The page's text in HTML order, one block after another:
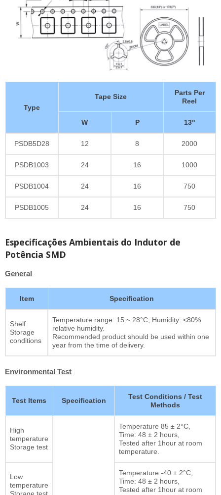
Type
Tape Size
Parts Per
Reel
W P 13"
PSDB5D28 12 8 2000
PSDB1003 24 16 1000
PSDB1004 24 16 750
PSDB1005 24 16 750
Especificações Ambientais do Indutor de
Potência SMD
General
Item Specification
Shelf
Storage
conditions
Temperature range: 15 ~ 28°C; Humidity: <80%
relative humidity.
Recommended product should be used within one
year from the time of delivery.
Environmental Test
Test Items Specification
Test Conditions / Test
Methods
High
temperature
Storage test
Temperature 85 ± 2°C,
Time: 48 ± 2 hours,
Tested after 1hour at room
temperature.
Low
temperature
Temperature -40 ± 2°C,
Time: 48 ± 2 hours,
Tested after 1hour at room